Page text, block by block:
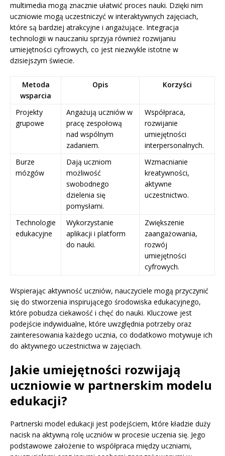
multimedia mogą znacznie ułatwić proces nauki. Dzięki nim
uczniowie mogą uczestniczyć w interaktywnych zajęciach,
które są bardziej atrakcyjne i angażujące. Integracja
technologii w nauczaniu sprzyja również rozwijaniu
umiejętności cyfrowych, co jest niezwykle istotne w
dzisiejszym świecie.
Metoda
wsparcia
Opis Korzyści
Projekty
grupowe
Angażują uczniów w
pracę zespołową
nad wspólnym
zadaniem.
Współpraca,
rozwijanie
umiejętności
interpersonalnych.
Burze
mózgów
Dają uczniom
możliwość
swobodnego
dzielenia się
pomysłami.
Wzmacnianie
kreatywności,
aktywne
uczestnictwo.
Technologie
edukacyjne
Wykorzystanie
aplikacji i platform
do nauki.
Zwiększenie
zaangażowania,
rozwój
umiejętności
cyfrowych.
Wspierając aktywność uczniów, nauczyciele mogą przyczynić
się do stworzenia inspirującego środowiska edukacyjnego,
które pobudza ciekawość i chęć do nauki. Kluczowe jest
podejście indywidualne, które uwzględnia potrzeby oraz
zainteresowania każdego ucznia, co dodatkowo motywuje ich
do aktywnego uczestnictwa w zajęciach.
Jakie umiejętności rozwijają
uczniowie w partnerskim modelu
edukacji?
Partnerski model edukacji jest podejściem, które kładzie duży
nacisk na aktywną rolę uczniów w procesie uczenia się. Jego
podstawowe założenie to współpraca między uczniami,